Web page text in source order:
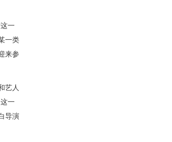
这一
一类
来参
艺人
一
导演